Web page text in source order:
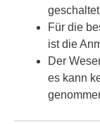
Für die
ist die
Der
es kann